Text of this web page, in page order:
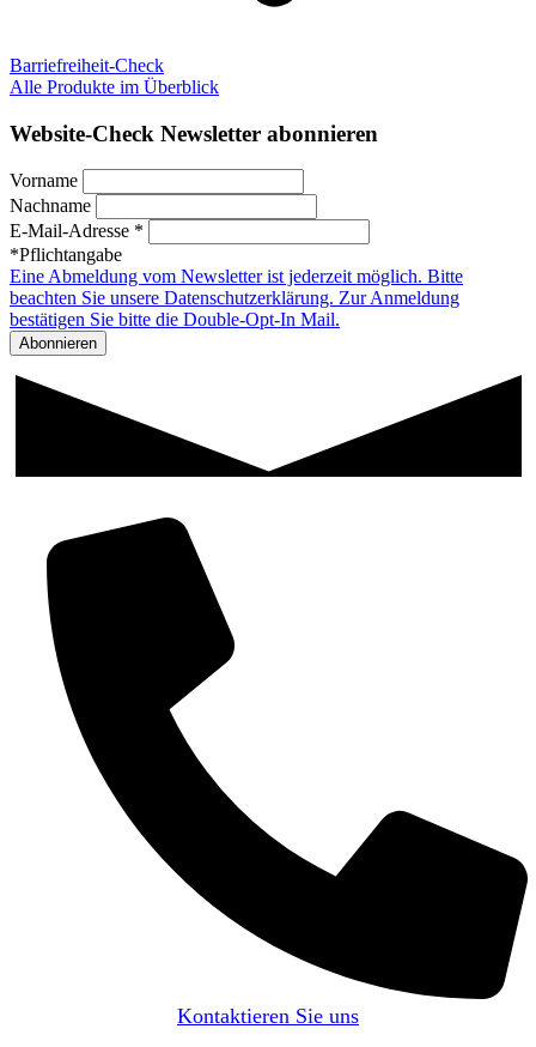
Barriefreiheit-Check
Alle Produkte im Überblick
Website-Check Newsletter abonnieren
Vorname
Nachname
E-Mail-Adresse *
*Pflichtangabe
Eine Abmeldung vom Newsletter ist jederzeit möglich. Bitte
beachten Sie unsere Datenschutzerklärung. Zur Anmeldung
bestätigen Sie bitte die Double-Opt-In Mail.
Kontaktieren Sie uns